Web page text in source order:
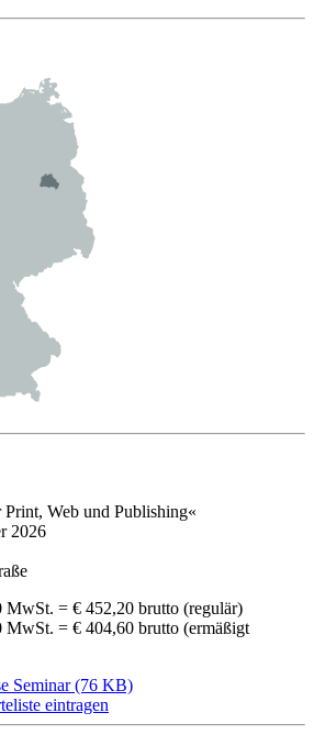
Web und Publishing«
2026
MwSt. = € 452,20 brutto (regulär)
MwSt. = € 404,60 brutto (ermäßigt
Seminar (76 KB)
eintragen